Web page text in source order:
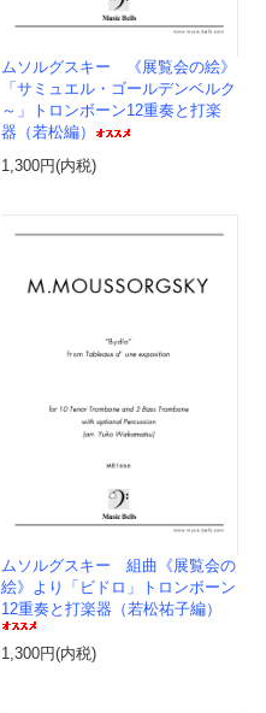
ムソルグスキー 《展覧会の絵》
「サミュエル・ゴールデンベルク
～」トロンボーン12重奏と打楽
器（若松編）
1,300円(内税)
ムソルグスキー 組曲《展覧会の
絵》より「ビドロ」トロンボーン
12重奏と打楽器（若松祐子編）
1,300円(内税)